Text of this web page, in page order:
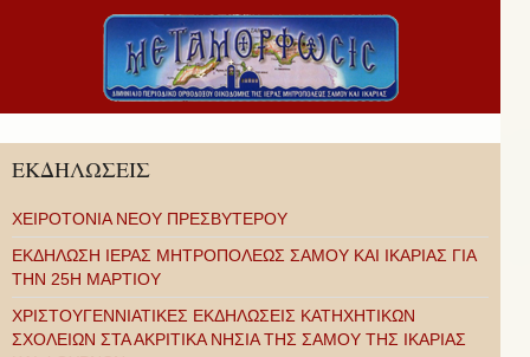
ΕΚΔΗΛΩΣΕΙΣ
ΧΕΙΡΟΤΟΝΙΑ ΝΕΟΥ ΠΡΕΣΒΥΤΕΡΟΥ
ΕΚΔΗΛΩΣΗ ΙΕΡΑΣ ΜΗΤΡΟΠΟΛΕΩΣ ΣΑΜΟΥ ΚΑΙ ΙΚΑΡΙΑΣ ΓΙΑ
ΤΗΝ 25Η ΜΑΡΤΙΟΥ
ΧΡΙΣΤΟΥΓΕΝΝΙΑΤΙΚΕΣ ΕΚΔΗΛΩΣΕΙΣ ΚΑΤΗΧΗΤΙΚΩΝ
ΣΧΟΛΕΙΩΝ ΣΤΑ ΑΚΡΙΤΙΚΑ ΝΗΣΙΑ ΤΗΣ ΣΑΜΟΥ ΤΗΣ ΙΚΑΡΙΑΣ